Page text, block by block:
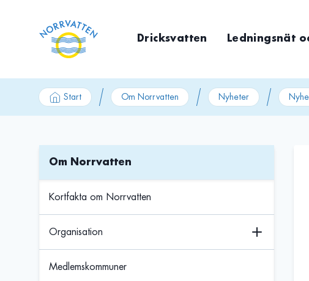
Dricksvatten Ledningsnät
Start Om Norrvatten Nyheter
Om Norrvatten
Kortfakta om Norrvatten
Organisation
Medlemskommuner